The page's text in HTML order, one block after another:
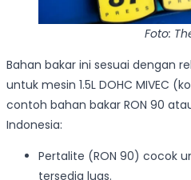
Foto:
Bahan bakar ini sesuai dengan
untuk mesin 1.5L DOHC MIVEC
contoh bahan bakar RON 90
Indonesia:
Pertalite (RON 90) cocok
tersedia luas.